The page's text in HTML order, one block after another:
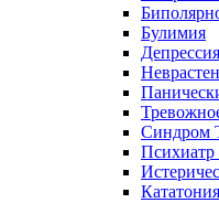
Булимия
Депрессия
Синдром
Психиатр
Кататония